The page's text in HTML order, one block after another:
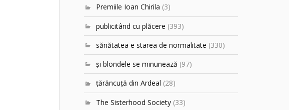
Premiile Ioan Chirila (3)
publicitând cu plăcere (393)
sănătatea e starea de normalitate (330)
şi blondele se minunează (97)
ţărăncuţă din Ardeal (28)
The Sisterhood Society (33)